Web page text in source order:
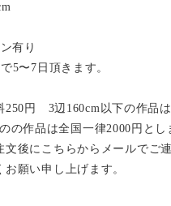
有り
5〜7日頂きます。
250円 3辺160cm以下の作品
作品は全国一律2000円とし
後にこちらからメールでご
願い申し上げます。